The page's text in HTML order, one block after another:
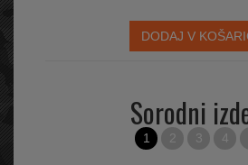
DODAJ V
Sorodni
1 2 3 4